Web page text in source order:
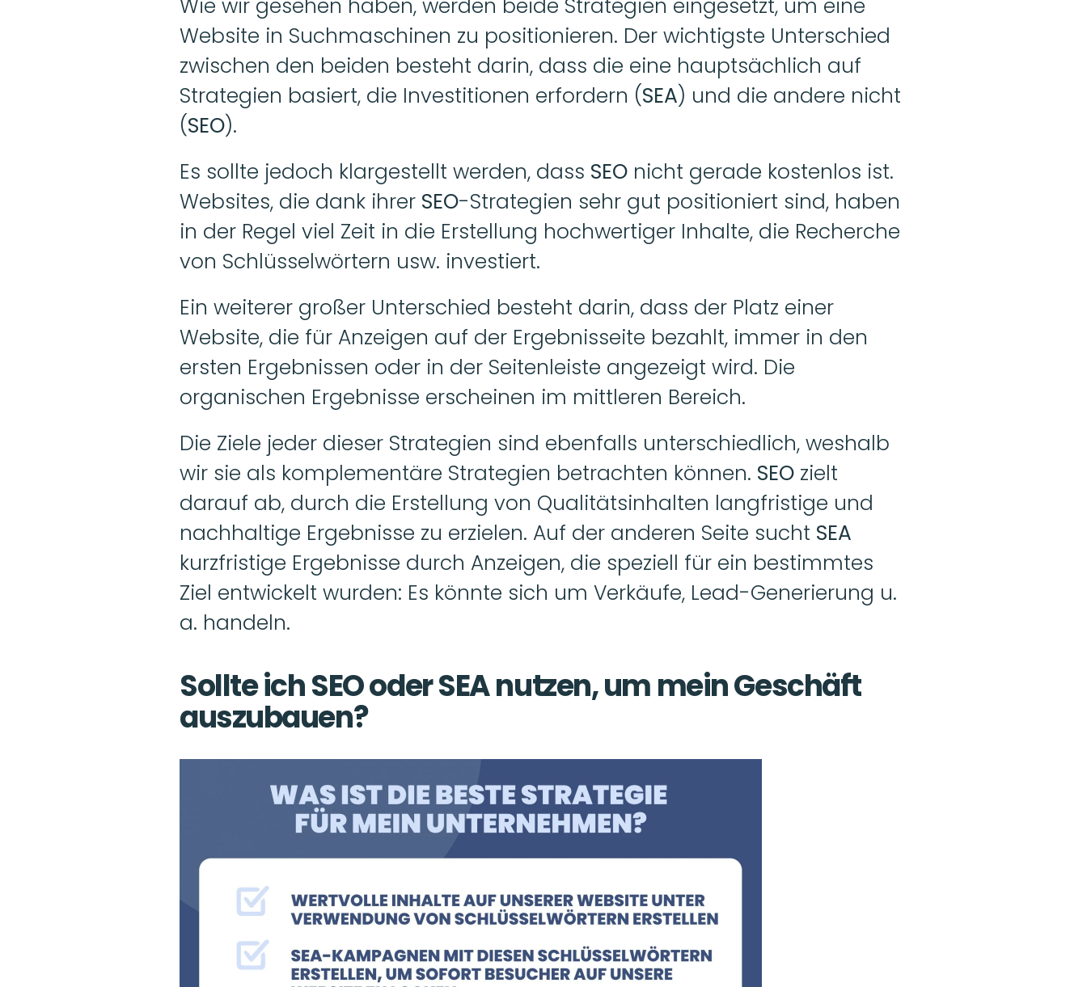
Wie wir gesehen haben, werden beide Strategien eingesetzt, um eine
Website in Suchmaschinen zu positionieren. Der wichtigste Unterschied
zwischen den beiden besteht darin, dass die eine hauptsächlich auf
Strategien basiert, die Investitionen erfordern (SEA) und die andere nicht
(SEO).
Es sollte jedoch klargestellt werden, dass SEO nicht gerade kostenlos ist.
Websites, die dank ihrer SEO-Strategien sehr gut positioniert sind, haben
in der Regel viel Zeit in die Erstellung hochwertiger Inhalte, die Recherche
von Schlüsselwörtern usw. investiert.
Ein weiterer großer Unterschied besteht darin, dass der Platz einer
Website, die für Anzeigen auf der Ergebnisseite bezahlt, immer in den
ersten Ergebnissen oder in der Seitenleiste angezeigt wird. Die
organischen Ergebnisse erscheinen im mittleren Bereich.
Die Ziele jeder dieser Strategien sind ebenfalls unterschiedlich, weshalb
wir sie als komplementäre Strategien betrachten können. SEO zielt
darauf ab, durch die Erstellung von Qualitätsinhalten langfristige und
nachhaltige Ergebnisse zu erzielen. Auf der anderen Seite sucht
kurzfristige Ergebnisse durch Anzeigen, die speziell für ein bestimmtes
Ziel entwickelt wurden: Es könnte sich um Verkäufe, Lead-Generierung u.
a. handeln.
Sollte ich SEO oder SEA nutzen, um mein Geschäft
auszubauen?